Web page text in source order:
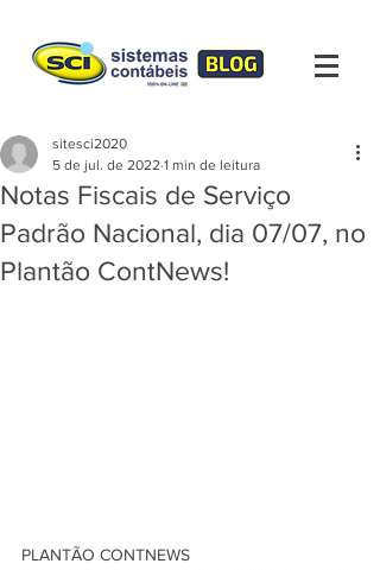
Notas Fiscais de Serviço
Padrão Nacional, dia 07/07, no
Plantão ContNews!
sitesci2020
5 de jul. de 2022 1 min de leitura
PLANTÃO CONTNEWS